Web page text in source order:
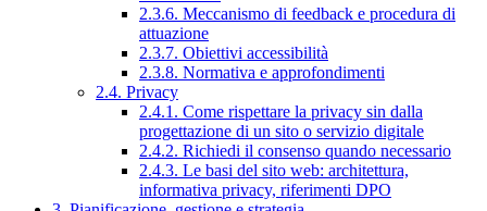
2.3.6. Meccanismo di feedback e procedura di
attuazione
2.3.7. Obiettivi accessibilità
2.3.8. Normativa e approfondimenti
2.4. Privacy
2.4.1. Come rispettare la privacy sin dalla
progettazione di un sito o servizio digitale
2.4.2. Richiedi il consenso quando necessario
2.4.3. Le basi del sito web: architettura,
informativa privacy, riferimenti DPO